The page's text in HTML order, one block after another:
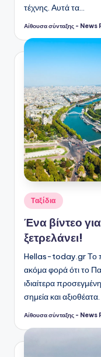
τέχνης. Αυτά τα…
Συγγραφέας:
Αίθουσα σύνταξης - News
Αναρτήθηκε
σε
Ταξίδια
Ένα βίντεο
ξετρελάνει!
Hellas-today.gr Το
ακόμα φορά ότι το
ιδιαίτερα
σημεία και
Συγγραφέας:
Αίθουσα σύνταξης - News